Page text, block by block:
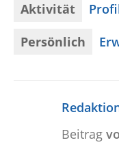
Aktivität
Persönlich
Beitrag